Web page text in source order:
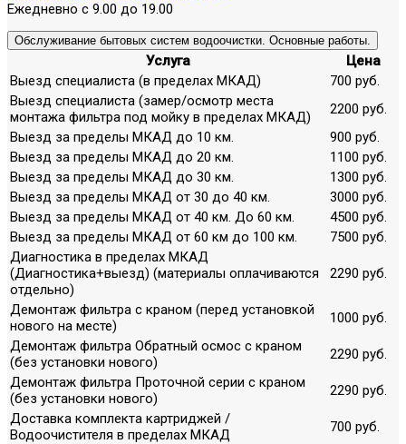
Ежедневно с 9.00 до 19.00
Обслуживание бытовых систем водоочистки. Основные работы.
Услуга
Цена
Выезд специалиста (в пределах МКАД)
700 руб.
Выезд специалиста (замер/осмотр места
монтажа фильтра под мойку в пределах МКАД)
2200 руб.
Выезд за пределы МКАД до 10 км.
900 руб.
Выезд за пределы МКАД до 20 км.
1100 руб.
Выезд за пределы МКАД до 30 км.
1300 руб.
Выезд за пределы МКАД от 30 до 40 км.
3000 руб.
Выезд за пределы МКАД от 40 км. До 60 км.
4500 руб.
Выезд за пределы МКАД от 60 км до 100 км.
7500 руб.
Диагностика в пределах МКАД
(Диагностика+выезд) (материалы оплачиваются
отдельно)
2290 руб.
Демонтаж фильтра с краном (перед установкой
нового на месте)
1000 руб.
Демонтаж фильтра Обратный осмос с краном
(без установки нового)
2290 руб.
Демонтаж фильтра Проточной серии с краном
(без установки нового)
2290 руб.
Доставка комплекта картриджей /
Водоочистителя в пределах МКАД
700 руб.